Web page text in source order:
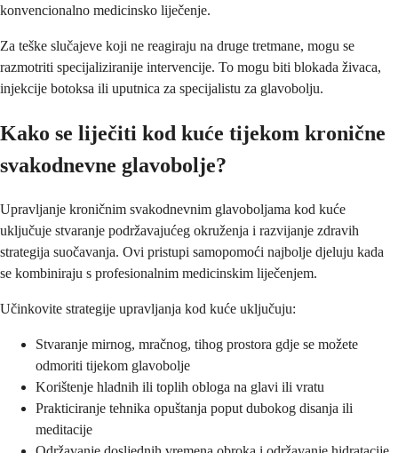
konvencionalno medicinsko liječenje.
Za teške slučajeve koji ne reagiraju na druge tretmane, mogu se
razmotriti specijaliziranije intervencije. To mogu biti blokada živaca,
injekcije botoksa ili uputnica za specijalistu za glavobolju.
Kako se liječiti kod kuće tijekom kronične
svakodnevne glavobolje?
Upravljanje kroničnim svakodnevnim glavoboljama kod kuće
uključuje stvaranje podržavajućeg okruženja i razvijanje zdravih
strategija suočavanja. Ovi pristupi samopomoći najbolje djeluju kada
se kombiniraju s profesionalnim medicinskim liječenjem.
Učinkovite strategije upravljanja kod kuće uključuju:
Stvaranje mirnog, mračnog, tihog prostora gdje se možete
odmoriti tijekom glavobolje
Korištenje hladnih ili toplih obloga na glavi ili vratu
Prakticiranje tehnika opuštanja poput dubokog disanja ili
meditacije